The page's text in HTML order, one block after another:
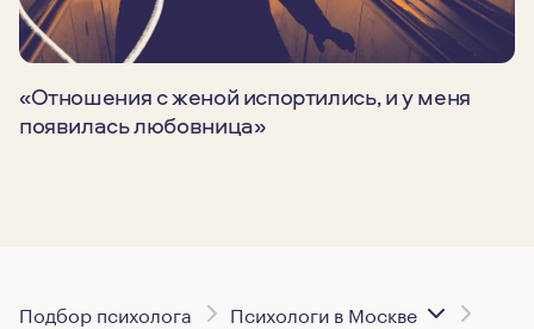
«Отношения с женой испортились, и у меня
появилась любовница»
Подбор психолога
Психологи в Москве